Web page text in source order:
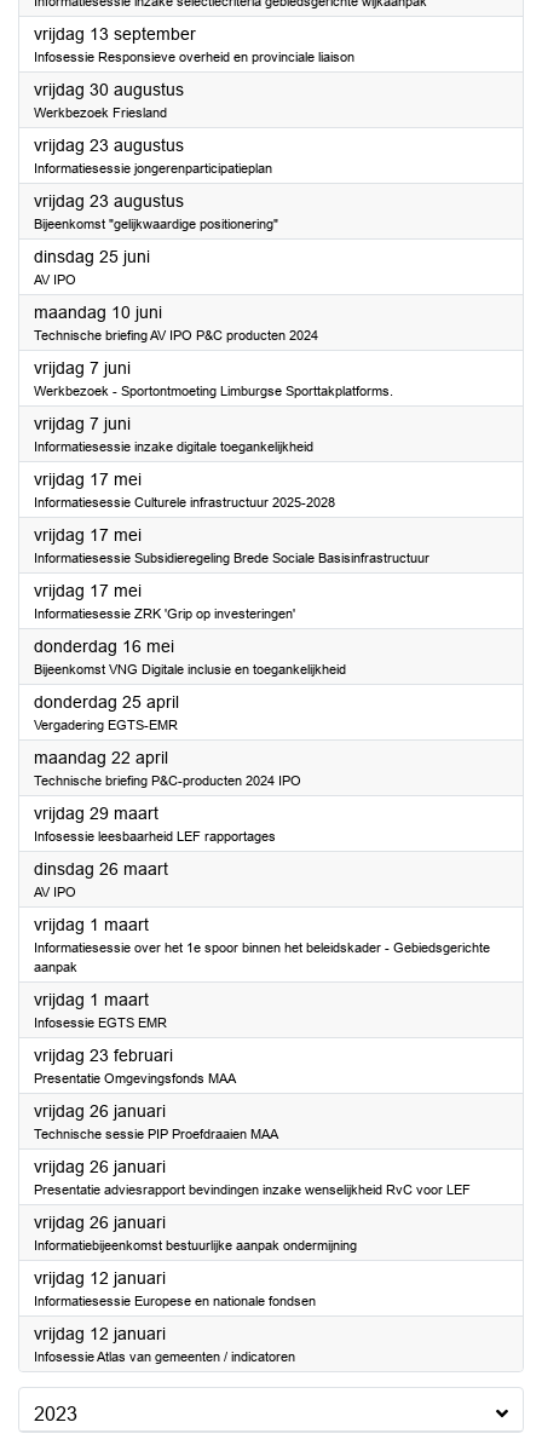
vrijdag 13 september2024
Infosessie Responsieve overheid en provinciale liaison
vrijdag 30 augustus2024
Werkbezoek Friesland
vrijdag 23 augustus2024
Informatiesessie jongerenparticipatieplan
vrijdag 23 augustus2024
Bijeenkomst "gelijkwaardige positionering"
dinsdag 25 juni2024
AV IPO
maandag 10 juni2024
Technische briefing AV IPO P&C producten 2024
vrijdag 7 juni2024
Werkbezoek - Sportontmoeting Limburgse Sporttakplatforms.
vrijdag 7 juni2024
Informatiesessie inzake digitale toegankelijkheid
vrijdag 17 mei2024
Informatiesessie Culturele infrastructuur 2025-2028
vrijdag 17 mei2024
Informatiesessie Subsidieregeling Brede Sociale Basisinfrastructuur
vrijdag 17 mei2024
Informatiesessie ZRK 'Grip op investeringen'
donderdag 16 mei2024
Bijeenkomst VNG Digitale inclusie en toegankelijkheid
donderdag 25 april2024
Vergadering EGTS-EMR
maandag 22 april2024
Technische briefing P&C-producten 2024 IPO
vrijdag 29 maart2024
Infosessie leesbaarheid LEF rapportages
dinsdag 26 maart2024
AV IPO
vrijdag 1 maart2024
Informatiesessie over het 1e spoor binnen het beleidskader - Gebiedsgerichte
aanpak
vrijdag 1 maart2024
Infosessie EGTS EMR
vrijdag 23 februari2024
Presentatie Omgevingsfonds MAA
vrijdag 26 januari2024
Technische sessie PIP Proefdraaien MAA
vrijdag 26 januari2024
Presentatie adviesrapport bevindingen inzake wenselijkheid RvC voor LEF
vrijdag 26 januari2024
Informatiebijeenkomst bestuurlijke aanpak ondermijning
vrijdag 12 januari2024
Informatiesessie Europese en nationale fondsen
vrijdag 12 januari2024
Infosessie Atlas van gemeenten / indicatoren
2023